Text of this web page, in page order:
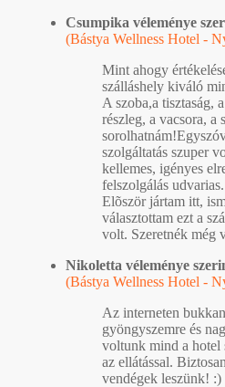
Csumpika véleménye
(Bástya Wellness Hotel -
Mint ahogy
szálláshely kiváló
A szoba,a tisztaság,
részleg, a vacsora, a
szolgáltatás szuper
kellemes, igényes
felszolgálás
Elõször jártam itt,
választottam ezt a
volt. Szeretnék még
Nikoletta véleménye
(Bástya Wellness Hotel -
Az interneten
gyöngyszemre és
voltunk mind a hotel
az ellátással.
vendégek leszünk! :)